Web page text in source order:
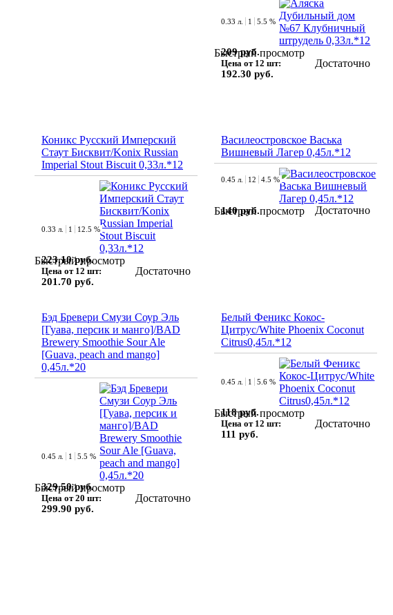
Быстрый просмотр
0.33 л. 1 5.5 %
209 руб.
Цена от 12 шт:
192.30 руб.
Достаточно
Коникс Русский Имперский
Стаут Бисквит/Konix Russian
Imperial Stout Biscuit 0,33л.*12
Быстрый просмотр
0.33 л. 1 12.5 %
223.10 руб.
Цена от 12 шт:
201.70 руб.
Достаточно
Василеостровское Васька
Вишневый Лагер 0,45л.*12
Быстрый просмотр
0.45 л. 12 4.5 %
140 руб. Достаточно
Бэд Бревери Смузи Соур Эль
[Гуава, персик и манго]/BAD
Brewery Smoothie Sour Ale
[Guava, peach and mango]
0,45л.*20
Быстрый просмотр
0.45 л. 1 5.5 %
329.50 руб.
Цена от 20 шт:
299.90 руб.
Достаточно
Белый Феникс Кокос-
Цитрус/White Phoenix Coconut
Citrus0,45л.*12
Быстрый просмотр
0.45 л. 1 5.6 %
118 руб.
Цена от 12 шт:
111 руб.
Достаточно